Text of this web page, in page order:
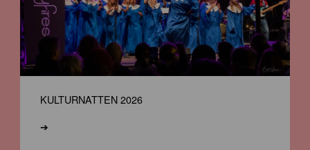
KULTURNATTEN 2026
➔